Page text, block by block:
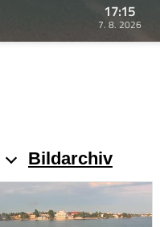
17:15
7. 8. 2026
Bildarchiv